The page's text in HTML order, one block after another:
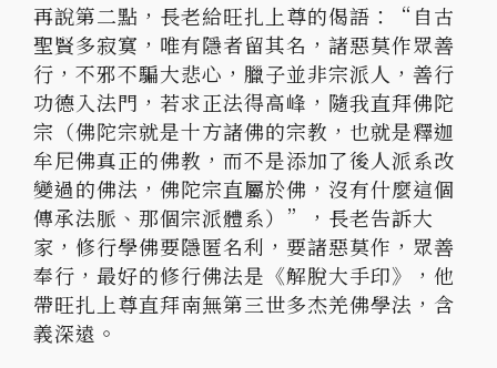
再說第二點，長老給旺扎上尊的偈語：“自古
聖賢多寂寞，唯有隱者留其名，諸惡莫作眾善
行，不邪不騙大悲心，臘子並非宗派人，善行
功德入法門，若求正法得高峰，隨我直拜佛陀
宗（佛陀宗就是十方諸佛的宗教，也就是釋迦
牟尼佛真正的佛教，而不是添加了後人派系改
變過的佛法，佛陀宗直屬於佛，沒有什麼這個
傳承法脈、那個宗派體系）”，長老告訴大
家，修行學佛要隱匿名利，要諸惡莫作，眾善
奉行，最好的修行佛法是《解脫大手印》，他
帶旺扎上尊直拜南無第三世多杰羌佛學法，含
義深遠。